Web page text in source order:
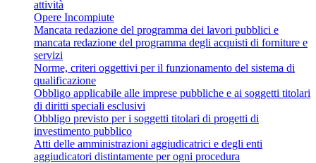
attività
Opere Incompiute
Mancata redazione del programma dei lavori pubblici e
mancata redazione del programma degli acquisti di forniture e
servizi
Norme, criteri oggettivi per il funzionamento del sistema di
qualificazione
Obbligo applicabile alle imprese pubbliche e ai soggetti titolari
di diritti speciali esclusivi
Obbligo previsto per i soggetti titolari di progetti di
investimento pubblico
Atti delle amministrazioni aggiudicatrici e degli enti
aggiudicatori distintamente per ogni procedura